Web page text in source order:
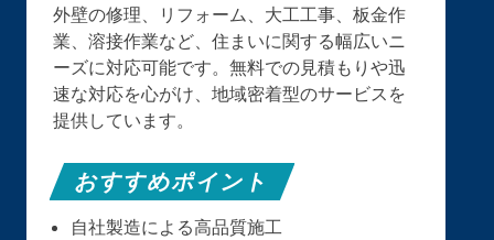
外壁の修理、リフォーム、大工工事、板金作
業、溶接作業など、住まいに関する幅広いニ
ーズに対応可能です。無料での見積もりや迅
速な対応を心がけ、地域密着型のサービスを
提供しています。
おすすめポイント
自社製造による高品質施工